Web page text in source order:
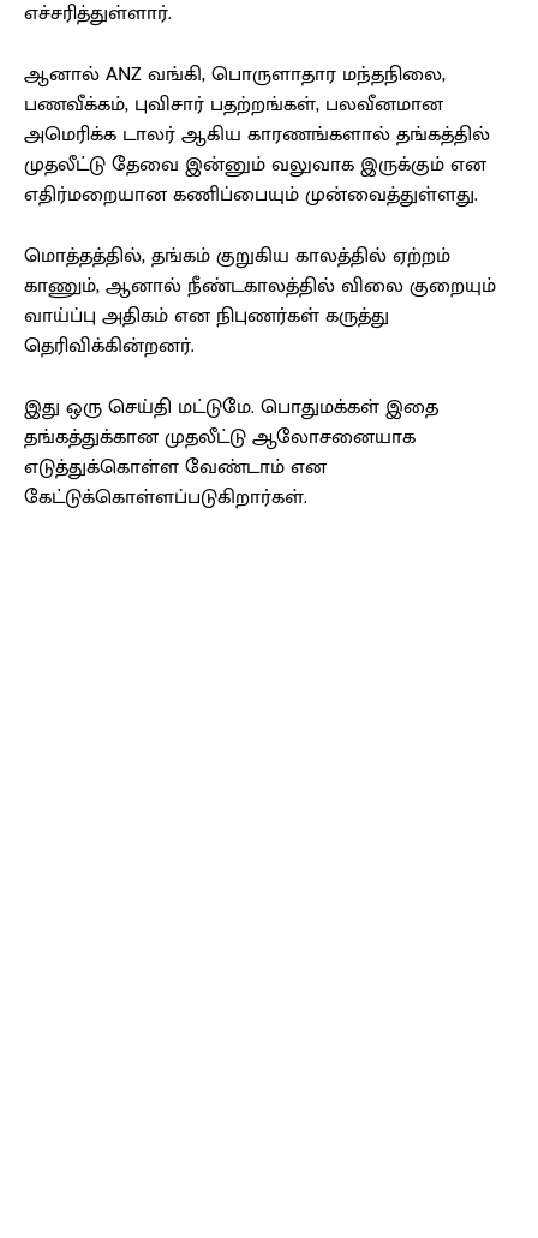
எச்சரித்துள்ளார்.
ஆனால் ANZ வங்கி, பொருளாதார மந்தநிலை,
பணவீக்கம், புவிசார் பதற்றங்கள், பலவீனமான
அமெரிக்க டாலர் ஆகிய காரணங்களால் தங்கத்தில்
முதலீட்டு தேவை இன்னும் வலுவாக இருக்கும் என
எதிர்மறையான கணிப்பையும் முன்வைத்துள்ளது.
மொத்தத்தில், தங்கம் குறுகிய காலத்தில் ஏற்றம்
காணும், ஆனால் நீண்டகாலத்தில் விலை குறையும்
வாய்ப்பு அதிகம் என நிபுணர்கள் கருத்து
தெரிவிக்கின்றனர்.
இது ஒரு செய்தி மட்டுமே. பொதுமக்கள் இதை
தங்கத்துக்கான முதலீட்டு ஆலோசனையாக
எடுத்துக்கொள்ள வேண்டாம் என
கேட்டுக்கொள்ளப்படுகிறார்கள்.